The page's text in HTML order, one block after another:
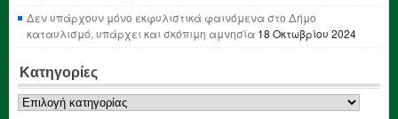
Δεν υπάρχουν μόνο εκφυλιστικά φαινόμενα στο Δήμο
καταυλισμό, υπάρχει και σκόπιμη αμνησία 18 Οκτωβρίου 2024
Κατηγορίες
Κατηγορίες